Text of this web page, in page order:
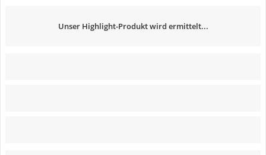
Unser Highlight-Produkt wird ermittelt...